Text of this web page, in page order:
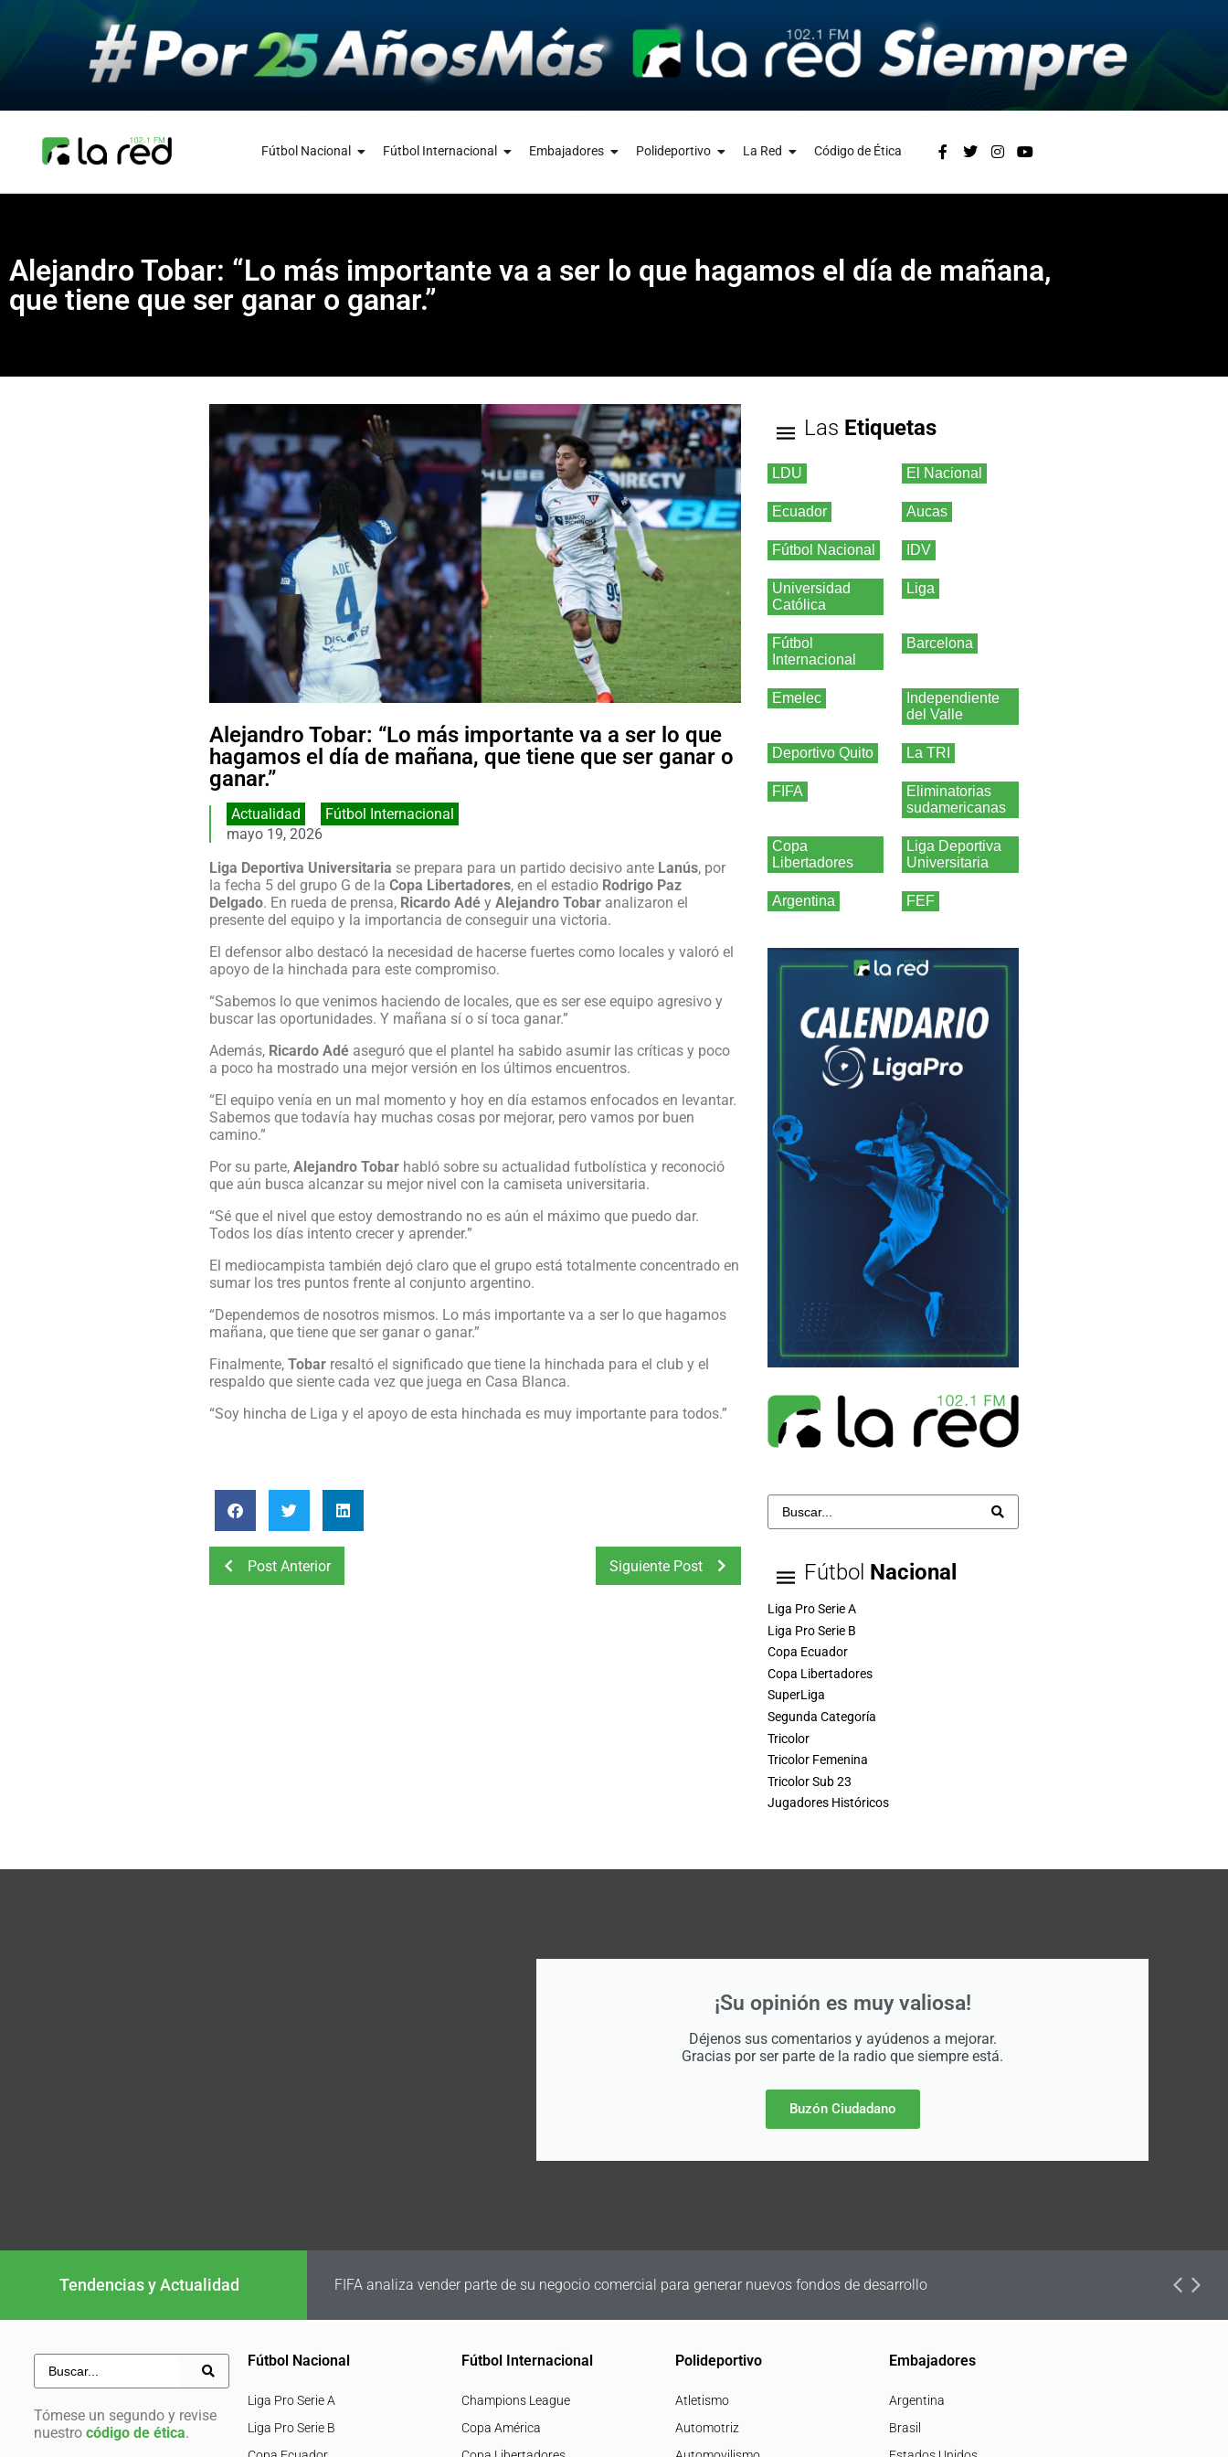
Fútbol Nacional Fútbol Internacional Embajadores Polideportivo La Red Código de Ética
Alejandro Tobar: “Lo más importante va a ser lo que hagamos el día de mañana,
que tiene que ser ganar o ganar.”
Alejandro Tobar: “Lo más importante va a ser lo que
hagamos el día de mañana, que tiene que ser ganar o
ganar.”
Actualidad
Fútbol Internacional
mayo 19, 2026
Liga Deportiva Universitaria se prepara para un partido decisivo ante Lanús, por
la fecha 5 del grupo G de la Copa Libertadores, en el estadio Rodrigo Paz
Delgado. En rueda de prensa, Ricardo Adé y Alejandro Tobar analizaron el
presente del equipo y la importancia de conseguir una victoria.
El defensor albo destacó la necesidad de hacerse fuertes como locales y valoró el
apoyo de la hinchada para este compromiso.
“Sabemos lo que venimos haciendo de locales, que es ser ese equipo agresivo y
buscar las oportunidades. Y mañana sí o sí toca ganar.”
Además, Ricardo Adé aseguró que el plantel ha sabido asumir las críticas y poco
a poco ha mostrado una mejor versión en los últimos encuentros.
“El equipo venía en un mal momento y hoy en día estamos enfocados en levantar.
Sabemos que todavía hay muchas cosas por mejorar, pero vamos por buen
camino.”
Por su parte, Alejandro Tobar habló sobre su actualidad futbolística y reconoció
que aún busca alcanzar su mejor nivel con la camiseta universitaria.
“Sé que el nivel que estoy demostrando no es aún el máximo que puedo dar.
Todos los días intento crecer y aprender.”
El mediocampista también dejó claro que el grupo está totalmente concentrado en
sumar los tres puntos frente al conjunto argentino.
“Dependemos de nosotros mismos. Lo más importante va a ser lo que hagamos
mañana, que tiene que ser ganar o ganar.”
Finalmente, Tobar resaltó el significado que tiene la hinchada para el club y el
respaldo que siente cada vez que juega en Casa Blanca.
“Soy hincha de Liga y el apoyo de esta hinchada es muy importante para todos.”
Post Anterior Siguiente Post
Las Etiquetas
LDU El Nacional
Ecuador Aucas
Fútbol Nacional IDV
Universidad
Católica
Liga
Fútbol
Internacional
Barcelona
Emelec
Independiente
del Valle
Deportivo Quito La TRI
FIFA
Eliminatorias
sudamericanas
Copa
Libertadores
Liga Deportiva
Universitaria
Argentina FEF
Fútbol Nacional
Liga Pro Serie A
Liga Pro Serie B
Copa Ecuador
Copa Libertadores
SuperLiga
Segunda Categoría
Tricolor
Tricolor Femenina
Tricolor Sub 23
Jugadores Históricos
¡Su opinión es muy valiosa!
Déjenos sus comentarios y ayúdenos a mejorar.
Gracias por ser parte de la radio que siempre está.
Buzón Ciudadano
Tendencias y Actualidad FIFA analiza vender parte de su negocio comercial para generar nuevos fondos de desarrollo
Tómese un segundo y revise
nuestro código de ética.
Fútbol Nacional
Liga Pro Serie A
Liga Pro Serie B
Fútbol Internacional
Champions League
Copa América
Polideportivo
Atletismo
Automotriz
Embajadores
Argentina
Brasil